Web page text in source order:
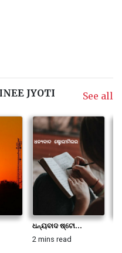
JYOTI
See all
ଧନ୍ୟବାଦ ଷ୍ଟୋ...
2 mins read